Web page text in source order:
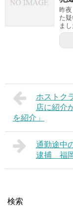
昨
た
ま
ホストク
店に紹介
を紹介」
通勤途中
逮捕 福岡
検索